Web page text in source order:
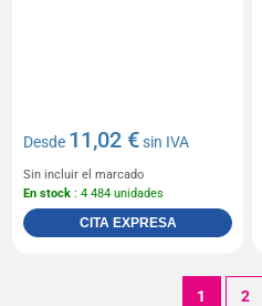
Desde 11,02 €sin IVA
Sin incluir el marcado
En stock : 4 484 unidades
CITA EXPRESA
1 2